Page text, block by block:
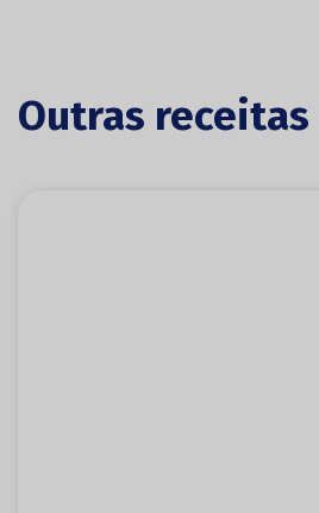
Outras receitas